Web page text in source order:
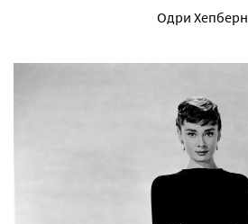
Одри Хепберн